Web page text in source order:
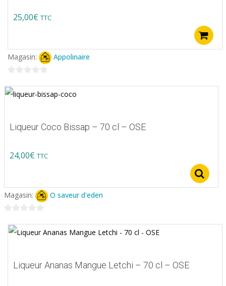
25,00€ TTC
Magasin: Appolinaire
sur
Liqueur Coco Bissap – 70 cl – OSE
24,00€ TTC
Magasin: O saveur d'eden
sur
Liqueur Ananas Mangue Letchi – 70 cl – OSE